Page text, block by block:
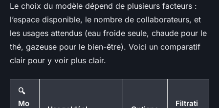
Le choix du modèle dépend de plusieurs facteurs :
l’espace disponible, le nombre de collaborateurs, et
les usages attendus (eau froide seule, chaude pour le
thé, gazeuse pour le bien-être). Voici un comparatif
clair pour y voir plus clair.
🔍
Mo
Filtrati